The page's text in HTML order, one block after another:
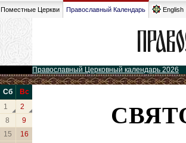
Поместные Церкви Православный Календарь English
Православный Церковный календарь 2026
Сб
Вс
1
2
8
9
15
16